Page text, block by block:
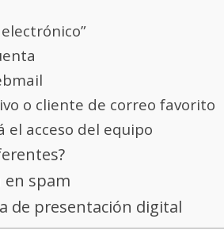
o cliente de correo favorito
el acceso del equipo
en spam
de presentación digital